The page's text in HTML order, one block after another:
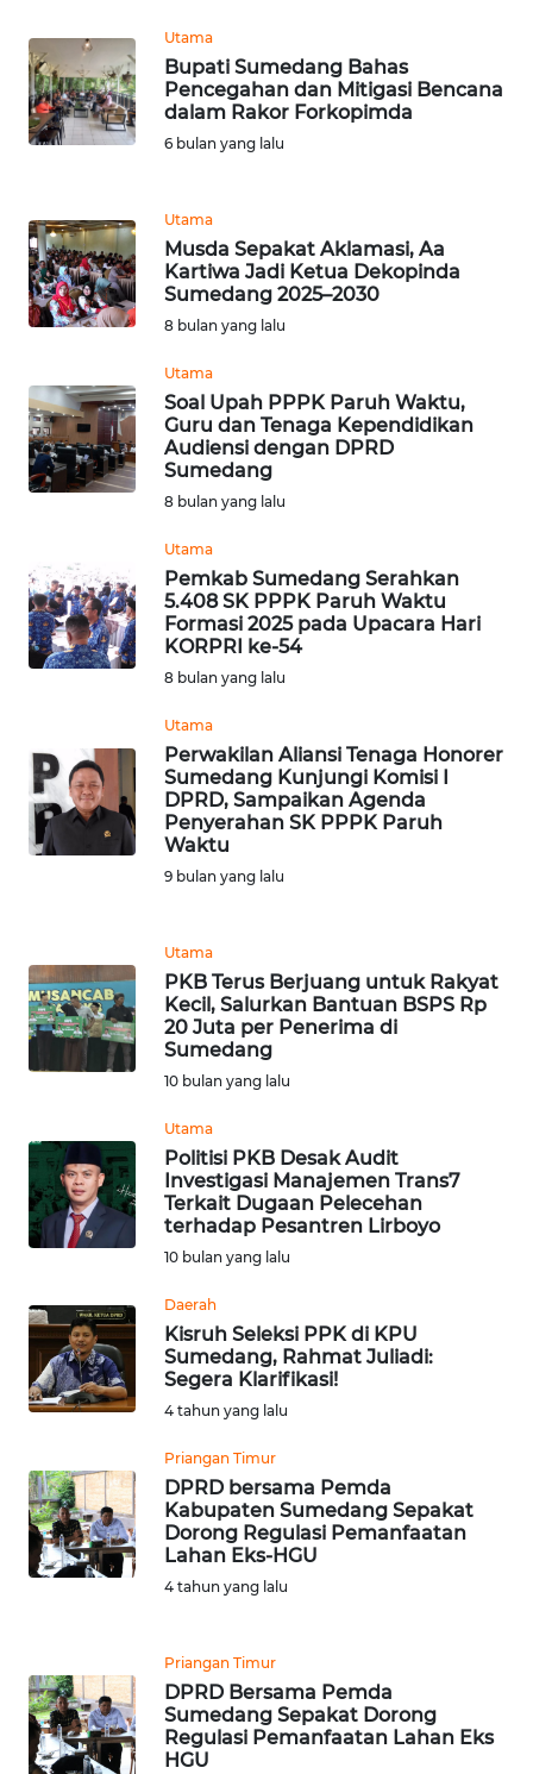
Utama
Bupati Sumedang Bahas
Pencegahan dan Mitigasi Bencana
dalam Rakor Forkopimda
6 bulan yang lalu
Utama
Musda Sepakat Aklamasi, Aa
Kartiwa Jadi Ketua Dekopinda
Sumedang 2025–2030
8 bulan yang lalu
Utama
Soal Upah PPPK Paruh Waktu,
Guru dan Tenaga Kependidikan
Audiensi dengan DPRD
Sumedang
8 bulan yang lalu
Utama
Pemkab Sumedang Serahkan
5.408 SK PPPK Paruh Waktu
Formasi 2025 pada Upacara Hari
KORPRI ke-54
8 bulan yang lalu
Utama
Perwakilan Aliansi Tenaga Honorer
Sumedang Kunjungi Komisi I
DPRD, Sampaikan Agenda
Penyerahan SK PPPK Paruh
Waktu
9 bulan yang lalu
Utama
PKB Terus Berjuang untuk Rakyat
Kecil, Salurkan Bantuan BSPS Rp
20 Juta per Penerima di
Sumedang
10 bulan yang lalu
Utama
Politisi PKB Desak Audit
Investigasi Manajemen Trans7
Terkait Dugaan Pelecehan
terhadap Pesantren Lirboyo
10 bulan yang lalu
Daerah
Kisruh Seleksi PPK di KPU
Sumedang, Rahmat Juliadi:
Segera Klarifikasi!
4 tahun yang lalu
Priangan Timur
DPRD bersama Pemda
Kabupaten Sumedang Sepakat
Dorong Regulasi Pemanfaatan
Lahan Eks-HGU
4 tahun yang lalu
Priangan Timur
DPRD Bersama Pemda
Sumedang Sepakat Dorong
Regulasi Pemanfaatan Lahan Eks
HGU
WN
KEPRI
WN
PAPUA
WN
PAPUA
BARAT
WN
WN
SERAMBI
WN
SULTRA
WN
SULTENG
WN
BABEL
WN
SUMBAR
SUMSEL
WN
BENGKULU
LAMPUNG
WN
JATENG
WN
NUSANTARA
WN
JATIM
WN
BALI